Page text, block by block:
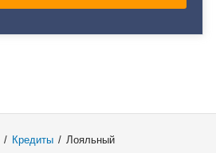
Возраст заемщика
Способы погашения
кредита
банкинга Вашего банка;
В кассе любого банка
/ Кредиты / Лояльный